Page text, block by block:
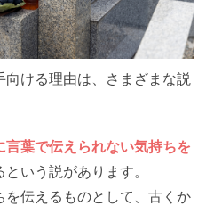
ける理由は、さまざまな説
言葉で伝えられない気持ちを
いう説があります。
を伝えるものとして、古くか